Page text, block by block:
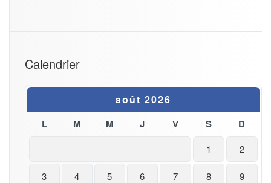
Calendrier
août 2026
L M M J V S D
1 2
3 4 5 6 7 8 9